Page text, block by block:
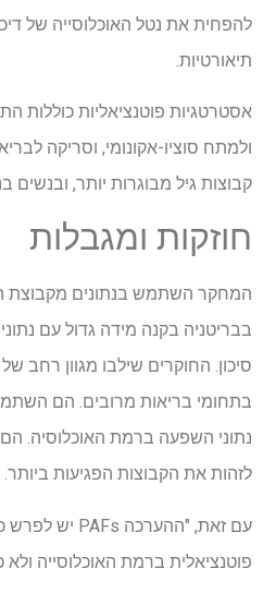
להפחית את נטל האוכלוסייה של
תיאורטיות.
אסטרטגיות פוטנציאליות כוללות
ולמתח סוציו-אקונומי, וסריקה
קבוצות גיל מבוגרות יותר,
חוזקות ומגבלות
המחקר השתמש בנתונים מקבוצת
בבריטניה בקנה מידה גדול עם
סיכון. החוקרים שילבו מגוון רחב של
בתחומי בריאות מרובים. הם
נתוני השפעה ברמת האוכלוסיה. הם
לזהות את הקבוצות הפגיעות ביותר.
עם זאת, "ההערכה PAFs יש לפרש
פוטנציאלית ברמת האוכלוסייה